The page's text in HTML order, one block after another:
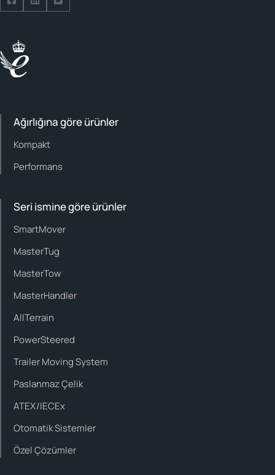
Facebook hesabımızı takip edin
LinkedIn hesabımızı takip edin
Twitter hesabımızı takip edin
Ağırlığına göre ürünler
Kompakt
Performans
Seri ismine göre ürünler
SmartMover
MasterTug
MasterTow
MasterHandler
AllTerrain
PowerSteered
Trailer Moving System
Paslanmaz Çelik
ATEX/IECEx
Otomatik Sistemler
Özel Çözümler